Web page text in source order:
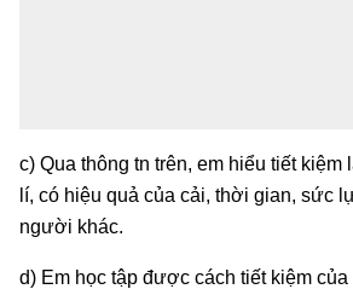
c) Qua thông tn trên, em hiểu tiết
lí, có hiệu quả của cải, thời gian, sức
người khác.
d) Em học tập được cách tiết kiệm